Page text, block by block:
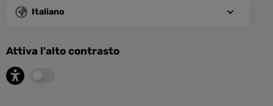
Italiano
Attiva l'alto contrasto